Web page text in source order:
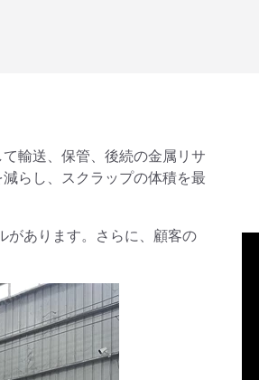
輸送、保管、後続の金属リサ
らし、スクラップの体積を最
あります。さらに、顧客の